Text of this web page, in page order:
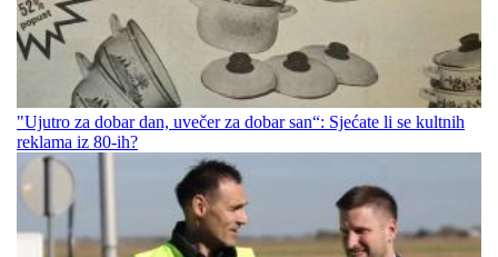
"Ujutro za dobar dan, uvečer za dobar san“: Sjećate li se kultnih
reklama iz 80-ih?